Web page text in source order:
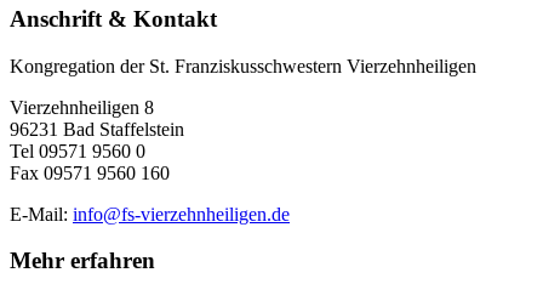
Anschrift & Kontakt
Kongregation der St. Franziskusschwestern Vierzehnheiligen
Vierzehnheiligen 8
96231 Bad Staffelstein
Tel 09571 9560 0
Fax 09571 9560 160
E-Mail: info@fs-vierzehnheiligen.de
Mehr erfahren